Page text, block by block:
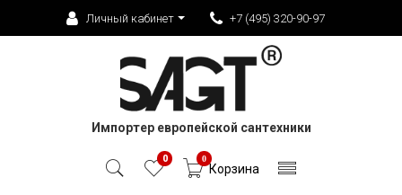
Личный кабинет +7 (495) 320-90-97
Импортер европейской сантехники
0 0
Корзина